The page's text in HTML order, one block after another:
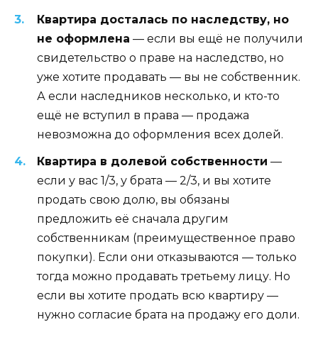
Квартира досталась по наследству, но
не оформлена — если вы ещё не получили
свидетельство о праве на наследство, но
уже хотите продавать — вы не собственник.
А если наследников несколько, и кто-то
ещё не вступил в права — продажа
невозможна до оформления всех долей.
Квартира в долевой собственности —
если у вас 1/3, у брата — 2/3, и вы хотите
продать свою долю, вы обязаны
предложить её сначала другим
собственникам (преимущественное право
покупки). Если они отказываются — только
тогда можно продавать третьему лицу. Но
если вы хотите продать всю квартиру —
нужно согласие брата на продажу его доли.